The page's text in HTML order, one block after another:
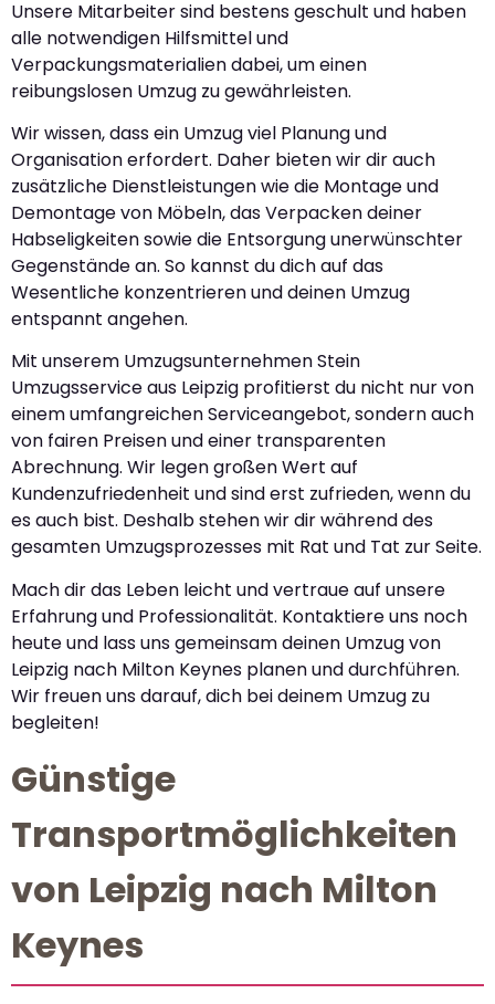
Unsere Mitarbeiter sind bestens geschult und haben
alle notwendigen Hilfsmittel und
Verpackungsmaterialien dabei, um einen
reibungslosen Umzug zu gewährleisten.
Wir wissen, dass ein Umzug viel Planung und
Organisation erfordert. Daher bieten wir dir auch
zusätzliche Dienstleistungen wie die Montage und
Demontage von Möbeln, das Verpacken deiner
Habseligkeiten sowie die Entsorgung unerwünschter
Gegenstände an. So kannst du dich auf das
Wesentliche konzentrieren und deinen Umzug
entspannt angehen.
Mit unserem Umzugsunternehmen Stein
Umzugsservice aus Leipzig profitierst du nicht nur von
einem umfangreichen Serviceangebot, sondern auch
von fairen Preisen und einer transparenten
Abrechnung. Wir legen großen Wert auf
Kundenzufriedenheit und sind erst zufrieden, wenn du
es auch bist. Deshalb stehen wir dir während des
gesamten Umzugsprozesses mit Rat und Tat zur Seite.
Mach dir das Leben leicht und vertraue auf unsere
Erfahrung und Professionalität. Kontaktiere uns noch
heute und lass uns gemeinsam deinen Umzug von
Leipzig nach Milton Keynes planen und durchführen.
Wir freuen uns darauf, dich bei deinem Umzug zu
begleiten!
Günstige
Transportmöglichkeiten
von Leipzig nach Milton
Keynes